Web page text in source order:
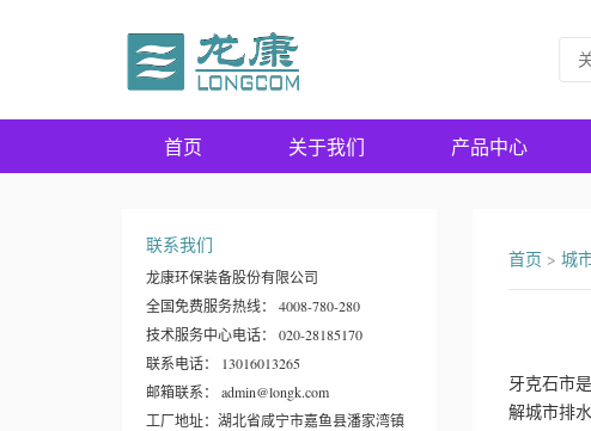
首页 关于我们 产品中心
联系我们
龙康环保装备股份有限公司
全国免费服务热线： 4008-780-280
技术服务中心电话： 020-28185170
联系电话： 13016013265
邮箱联系： admin@longk.com
工厂地址：湖北省咸宁市嘉鱼县潘家湾镇
首页 > 城
牙克石市
解城市排